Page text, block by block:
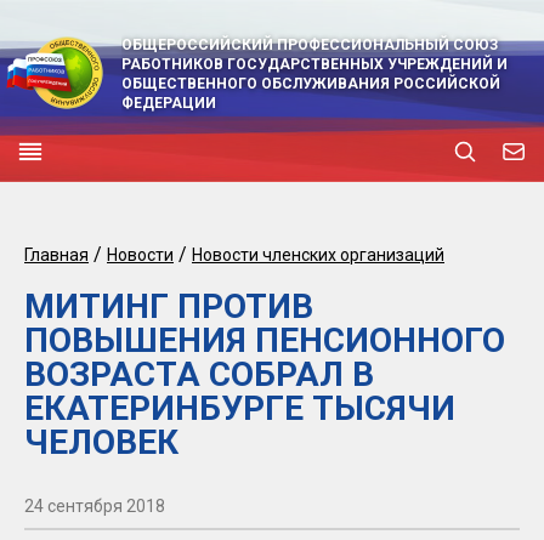
ОБЩЕРОССИЙСКИЙ ПРОФЕССИОНАЛЬНЫЙ СОЮЗ
РАБОТНИКОВ ГОСУДАРСТВЕННЫХ УЧРЕЖДЕНИЙ И
ОБЩЕСТВЕННОГО ОБСЛУЖИВАНИЯ РОССИЙСКОЙ
ФЕДЕРАЦИИ
Главная / Новости / Новости членских организаций
МИТИНГ ПРОТИВ
ПОВЫШЕНИЯ ПЕНСИОННОГО
ВОЗРАСТА СОБРАЛ В
ЕКАТЕРИНБУРГЕ ТЫСЯЧИ
ЧЕЛОВЕК
24 сентября 2018